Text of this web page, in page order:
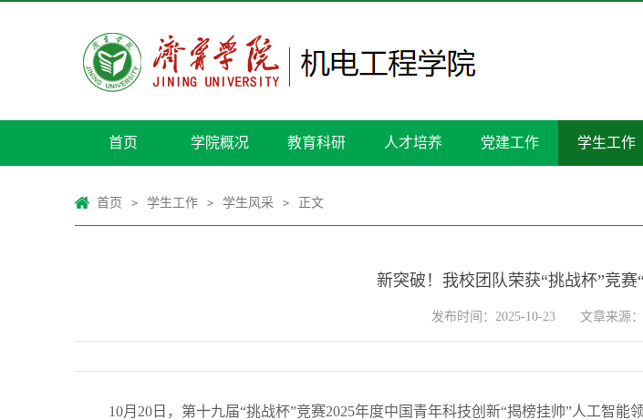
首页 学院概况 教育科研 人才培养 党建工作 学生工作
首页 > 学生工作 > 学生风采 > 正文
新突破！我校团队荣获“挑战杯”竞
发布时间：2025-10-23 文章来源：
10月20日，第十九届“挑战杯”竞赛2025年度中国青年科技创新“揭榜挂帅”人工智